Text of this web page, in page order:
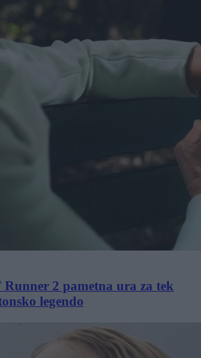
2 pametna ura za tek
legendo